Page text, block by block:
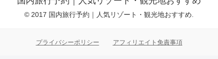
© 2017 国内旅行予約｜人気リゾート・観光地おすすめ.
プライバシーポリシー アフィリエイト免責事項